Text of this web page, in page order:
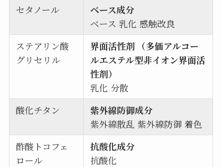
セタノール
ベース成分
ベース 乳化 感触改良
ステアリン酸
グリセリル
界面活性剤 （多価アルコー
ルエステル型非イオン界面活
性剤）
乳化 分散
酸化チタン
紫外線防御成分
紫外線散乱 紫外線防御 着色
酢酸トコフェ
ロール
抗酸化成分
抗酸化